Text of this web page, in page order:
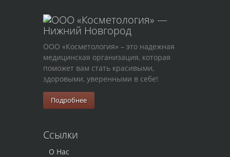
ООО «Косметология» – это надежная
медицинская организация, которая
поможет вам стать красивыми,
здоровыми, уверенными в себе!
Подробнее
Ссылки
О Нас